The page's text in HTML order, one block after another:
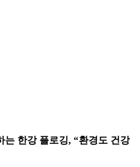
는 한강 플로깅, “환경도 건강